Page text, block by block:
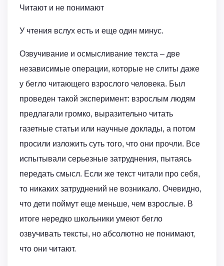
Читают и не понимают
У чтения вслух есть и еще один минус.
Озвучивание и осмысливание текста – две
независимые операции, которые не слиты даже
у бегло читающего взрослого человека. Был
проведен такой эксперимент: взрослым людям
предлагали громко, выразительно читать
газетные статьи или научные доклады, а потом
просили изложить суть того, что они прочли. Все
испытывали серьезные затруднения, пытаясь
передать смысл. Если же текст читали про себя,
то никаких затруднений не возникало. Очевидно,
что дети поймут еще меньше, чем взрослые. В
итоге нередко школьники умеют бегло
озвучивать тексты, но абсолютно не понимают,
что они читают.